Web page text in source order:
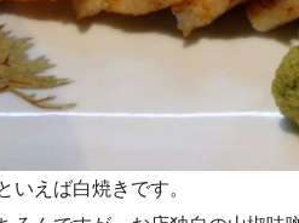
いえば白焼きです。